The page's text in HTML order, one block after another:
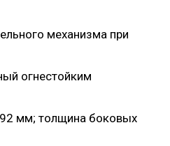
механизма при
огнестойким
мм; толщина боковых